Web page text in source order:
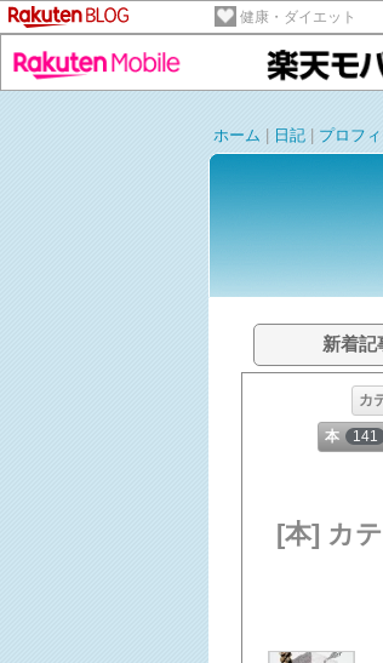
健康・ダイエット
ホーム
日記 プロフ
新着記
カ
本 141
[本] カ